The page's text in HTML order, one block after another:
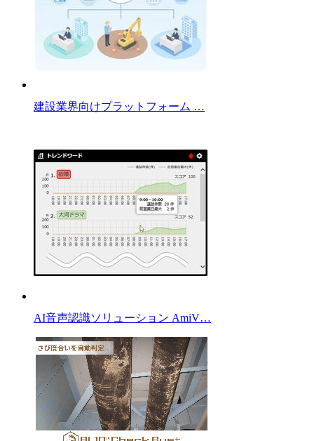
建設業界向けプラットフォーム …
AI音声認識ソリューション AmiV…